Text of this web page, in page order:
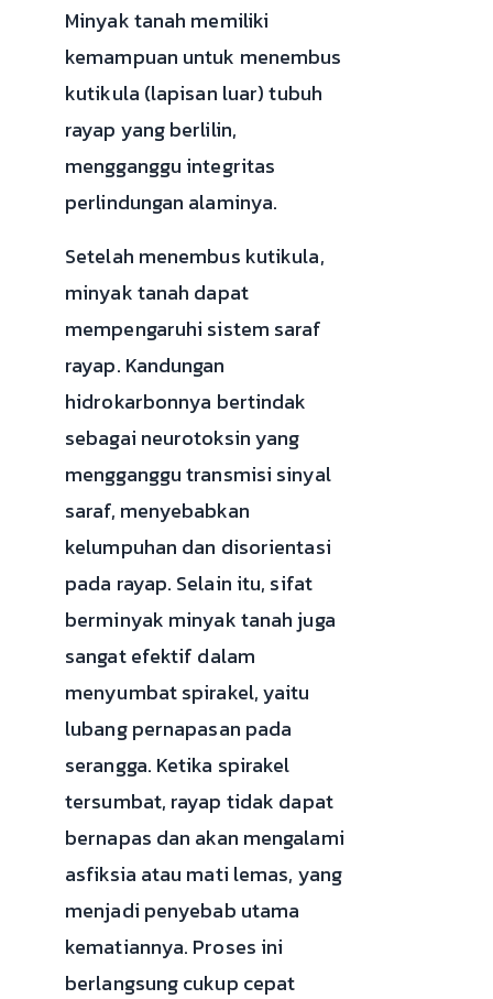
Minyak tanah memiliki
kemampuan untuk menembus
kutikula (lapisan luar) tubuh
rayap yang berlilin,
mengganggu integritas
perlindungan alaminya.
Setelah menembus kutikula,
minyak tanah dapat
mempengaruhi sistem saraf
rayap. Kandungan
hidrokarbonnya bertindak
sebagai neurotoksin yang
mengganggu transmisi sinyal
saraf, menyebabkan
kelumpuhan dan disorientasi
pada rayap. Selain itu, sifat
berminyak minyak tanah juga
sangat efektif dalam
menyumbat spirakel, yaitu
lubang pernapasan pada
serangga. Ketika spirakel
tersumbat, rayap tidak dapat
bernapas dan akan mengalami
asfiksia atau mati lemas, yang
menjadi penyebab utama
kematiannya. Proses ini
berlangsung cukup cepat